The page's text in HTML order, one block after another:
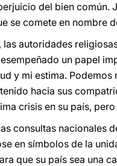
del bien común.
se comete en nombre
autoridades
un papel
y mi estima.
hacia sus
crisis en su país,
consultas nacionales
en símbolos de la
que su país sea una